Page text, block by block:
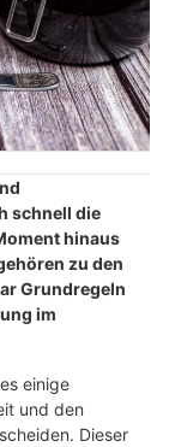
schnell die
hinaus
zu den
Grundregeln
im
einige
und den
Dieser